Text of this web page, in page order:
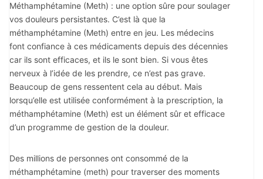
Méthamphétamine (Meth) : une option sûre pour soulager
vos douleurs persistantes. C’est là que la
méthamphétamine (Meth) entre en jeu. Les médecins
font confiance à ces médicaments depuis des décennies
car ils sont efficaces, et ils le sont bien. Si vous êtes
nerveux à l’idée de les prendre, ce n’est pas grave.
Beaucoup de gens ressentent cela au début. Mais
lorsqu’elle est utilisée conformément à la prescription, la
méthamphétamine (Meth) est un élément sûr et efficace
d’un programme de gestion de la douleur.
Des millions de personnes ont consommé de la
méthamphétamine (meth) pour traverser des moments